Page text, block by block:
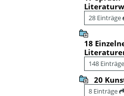
28 Einträge
18
148 Einträge
20
8 Einträge